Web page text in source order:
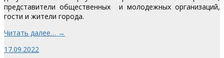
представители общественных и молодежных организаций,
гости и жители города.
Читать далее… →
17.09.2022